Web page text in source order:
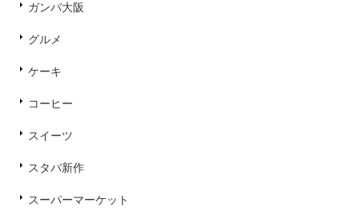
ガンバ大阪
グルメ
ケーキ
コーヒー
スイーツ
スタバ新作
スーパーマーケット